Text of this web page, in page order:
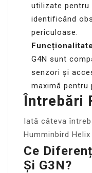
utilizate pentru
identificând
periculoase.
G4N sunt
senzori și
maximă pentru
Întrebări
Iată câteva
Humminbird Helix
Ce
Și G3N?